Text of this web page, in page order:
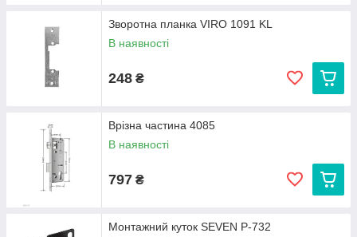
Зворотна планка VIRO 1091 KL
В наявності
248 ₴
Врізна частина 4085
В наявності
797 ₴
Монтажний куток SEVEN P-732